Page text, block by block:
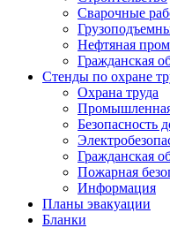
Сварочные
Нефтяная
Гражданская
Стенды по охране
Охрана труда
Промышленная
Безопасность
Гражданская
Пожарная
Информация
Планы эвакуации
Бланки